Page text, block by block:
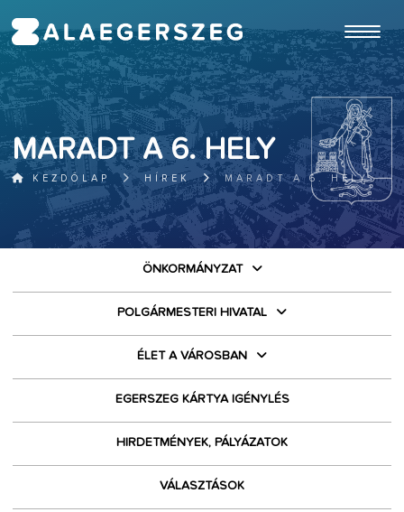
MARADT A 6. HELY
KEZDŐLAP HÍREK MARADT A 6. HELY
ÖNKORMÁNYZAT
POLGÁRMESTERI HIVATAL
ÉLET A VÁROSBAN
EGERSZEG KÁRTYA IGÉNYLÉS
HIRDETMÉNYEK, PÁLYÁZATOK
VÁLASZTÁSOK